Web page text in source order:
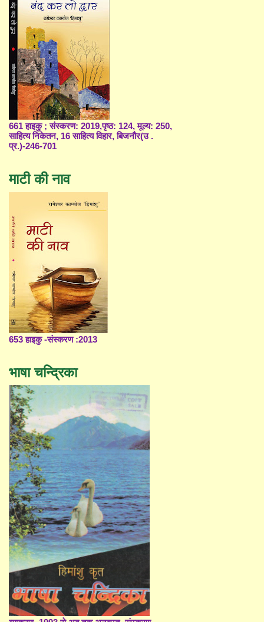
661 हाइकु ; संस्करण: 2019,पृष्ठ: 124, मूल्य: 250,
साहित्य निकेतन, 16 साहित्य विहार, बिजनौर(उ .
प्र.)-246-701
माटी की नाव
653 हाइकु -संस्करण :2013
भाषा चन्द्रिका